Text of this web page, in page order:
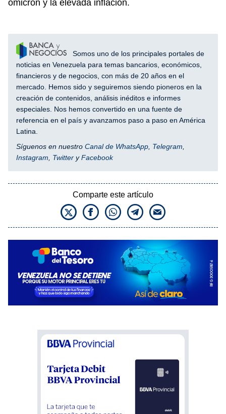
ómicron y la elevada inflación.
Somos uno de los principales portales de
noticias en Venezuela para temas bancarios, económicos,
financieros y de negocios, con más de 20 años en el
mercado. Hemos sido y seguiremos siendo pioneros en la
creación de contenidos, análisis inéditos e informes
especiales. Nos hemos convertido en una fuente de
referencia en el país y avanzamos paso a paso en América
Latina.
Síguenos en nuestro Canal de WhatsApp Telegram
Instagram
Twitter yFacebook
Comparte este artículo